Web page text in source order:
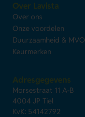
Over Lavista
Over ons
Onze voordelen
Duurzaamheid & MVO
Keurmerken
Adresgegevens
Morsestraat 11 A-B
4004 JP Tiel
KvK: 54142792